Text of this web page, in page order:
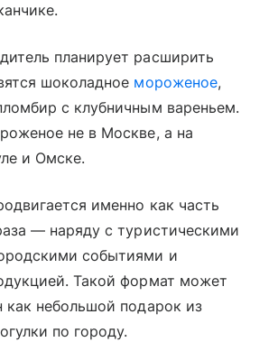
планирует расширить
шоколадное мороженое,
с клубничным вареньем.
не в Москве, а на
и Омске.
именно как часть
— наряду с туристическими
событиями и
Такой формат может
как небольшой подарок из
по городу.